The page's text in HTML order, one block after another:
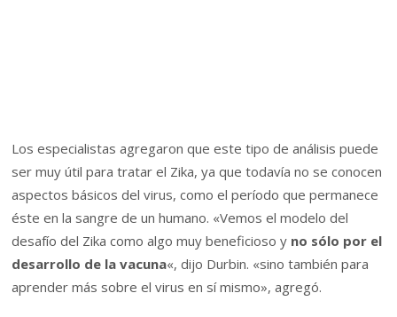
Los especialistas agregaron que este tipo de análisis puede
ser muy útil para tratar el Zika, ya que todavía no se conocen
aspectos básicos del virus, como el período que permanece
éste en la sangre de un humano. «Vemos el modelo del
desafío del Zika como algo muy beneficioso y no sólo por el
desarrollo de la vacuna«, dijo Durbin. «sino también para
aprender más sobre el virus en sí mismo», agregó.